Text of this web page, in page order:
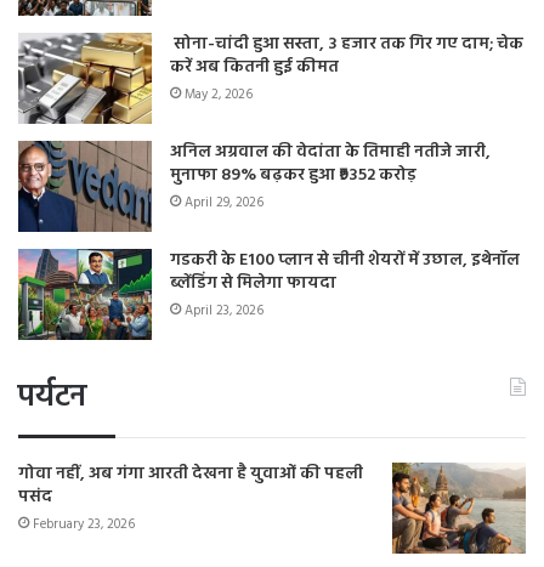
सोना-चांदी हुआ सस्ता, 3 हजार तक गिर गए दाम; चेक
करें अब कितनी हुई कीमत
May 2, 2026
अनिल अग्रवाल की वेदांता के तिमाही नतीजे जारी,
मुनाफा 89% बढ़कर हुआ ₹9352 करोड़
April 29, 2026
गडकरी के E100 प्लान से चीनी शेयरों में उछाल, इथेनॉल
ब्लेंडिंग से मिलेगा फायदा
April 23, 2026
पर्यटन
गोवा नहीं, अब गंगा आरती देखना है युवाओं की पहली
पसंद
February 23, 2026